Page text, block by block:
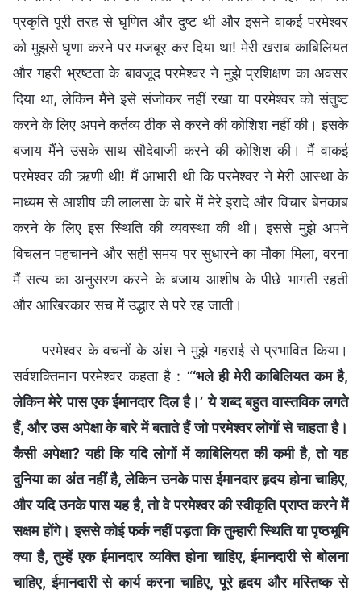
प्रकृति पूरी तरह से घृणित और दुष्ट थी और इसने वाकई परमेश्वर
को मुझसे घृणा करने पर मजबूर कर दिया था! मेरी खराब काबिलियत
और गहरी भ्रष्टता के बावजूद परमेश्वर ने मुझे प्रशिक्षण का अवसर
दिया था, लेकिन मैंने इसे संजोकर नहीं रखा या परमेश्वर को संतुष्ट
करने के लिए अपने कर्तव्य ठीक से करने की कोशिश नहीं की। इसके
बजाय मैंने उसके साथ सौदेबाजी करने की कोशिश की। मैं वाकई
परमेश्वर की ऋणी थी! मैं आभारी थी कि परमेश्वर ने मेरी आस्था के
माध्यम से आशीष की लालसा के बारे में मेरे इरादे और विचार बेनकाब
करने के लिए इस स्थिति की व्यवस्था की थी। इससे मुझे अपने
विचलन पहचानने और सही समय पर सुधारने का मौका मिला, वरना
मैं सत्य का अनुसरण करने के बजाय आशीष के पीछे भागती रहती
और आखिरकार सच में उद्धार से परे रह जाती।
परमेश्वर के वचनों के अंश ने मुझे गहराई से प्रभावित किया।
सर्वशक्तिमान परमेश्वर कहता है : “‘भले ही मेरी काबिलियत कम है,
लेकिन मेरे पास एक ईमानदार दिल है।’ ये शब्द बहुत वास्तविक लगते
हैं, और उस अपेक्षा के बारे में बताते हैं जो परमेश्वर लोगों से चाहता है।
कैसी अपेक्षा? यही कि यदि लोगों में काबिलियत की कमी है, तो यह
दुनिया का अंत नहीं है, लेकिन उनके पास ईमानदार हृदय होना चाहिए,
और यदि उनके पास यह है, तो वे परमेश्वर की स्वीकृति प्राप्त करने में
सक्षम होंगे। इससे कोई फर्क नहीं पड़ता कि तुम्हारी स्थिति या पृष्ठभूमि
क्या है, तुम्हें एक ईमानदार व्यक्ति होना चाहिए, ईमानदारी से बोलना
चाहिए, ईमानदारी से कार्य करना चाहिए, पूरे हृदय और मस्तिष्क से